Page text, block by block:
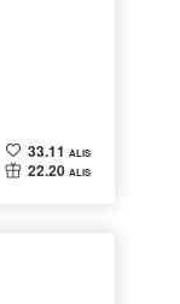
33.11 ALIS
22.20 ALIS